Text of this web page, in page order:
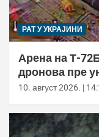
РАТ У УКРАЈИНИ
Арена на Т-
дронова пре
10. август 2026. |